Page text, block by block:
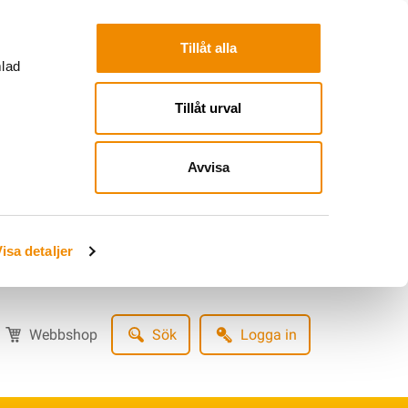
detaljer
Tillåt alla
Tillåt urval
Avvisa
Webbshop Sök Logga in